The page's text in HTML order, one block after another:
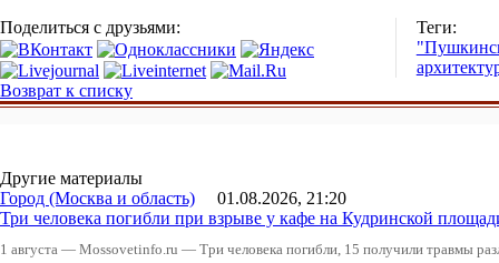
Поделиться с друзьями:
Теги:
Возврат к списку
Другие материалы
Город (Москва и область) 01.08.2026, 21:20
Три человека погибли при взрыве у кафе на Кудринской
1 августа — Mossovetinfo.ru — Три человека погибли, 15 получили травмы